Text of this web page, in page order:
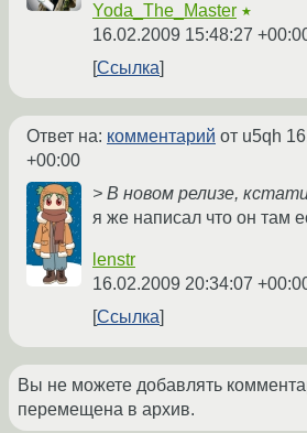
Yoda_The_Master ★
16.02.2009 15:48:27
Ссылка
Ответ на: комментарий от u5qh
+00:00
> В новом релизе,
я же написал что он там
lenstr
16.02.2009 20:34:07
Ссылка
Вы не можете добавлять
перемещена в архив.